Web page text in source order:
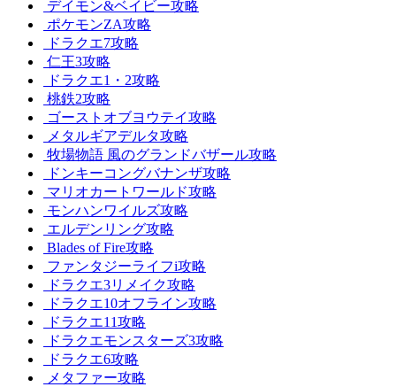
デイモン&ベイビー攻略
ポケモンZA攻略
ドラクエ7攻略
仁王3攻略
ドラクエ1・2攻略
桃鉄2攻略
ゴーストオブヨウテイ攻略
メタルギアデルタ攻略
牧場物語 風のグランドバザール攻略
ドンキーコングバナンザ攻略
マリオカートワールド攻略
モンハンワイルズ攻略
エルデンリング攻略
Blades of Fire攻略
ファンタジーライフi攻略
ドラクエ3リメイク攻略
ドラクエ10オフライン攻略
ドラクエ11攻略
ドラクエモンスターズ3攻略
ドラクエ6攻略
メタファー攻略